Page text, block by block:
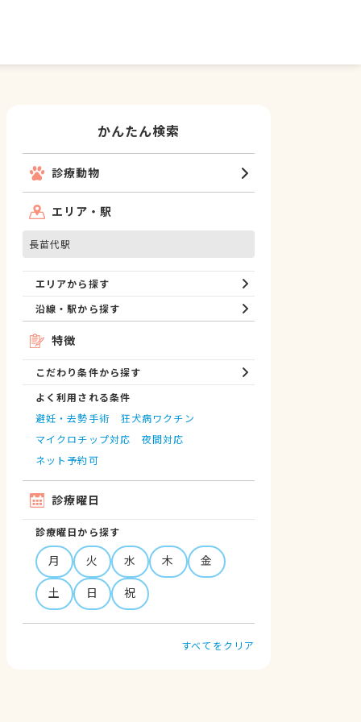
かんたん検索
診療動物
エリア・駅
長苗代駅
エリアから探す
沿線・駅から探す
特徴
こだわり条件から探す
よく利用される条件
避妊・去勢手術
狂犬病ワクチン
マイクロチップ対応
夜間対応
ネット予約可
診療曜日
診療曜日から探す
月 火 水 木
金
土
日 祝
すべてをクリア